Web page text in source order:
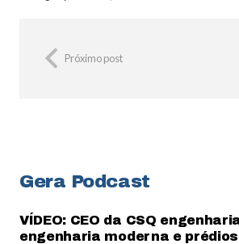
Próximo post
Gera Podcast
VÍDEO: CEO da CSQ
engenharia moderna e